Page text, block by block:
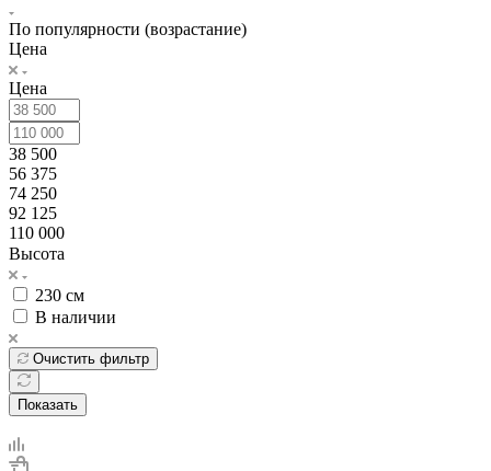
По популярности (возрастание)
Цена
Цена
38 500
56 375
74 250
92 125
110 000
Высота
230 см
В наличии
Очистить фильтр
Показать